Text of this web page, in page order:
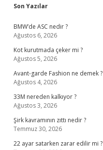
Sidebar
Son Yazılar
BMW’de ASC nedir ?
Ağustos 6, 2026
Kot kurutmada çeker mi ?
Ağustos 5, 2026
Avant-garde Fashion ne demek ?
Ağustos 4, 2026
33M nereden kalkıyor ?
Ağustos 3, 2026
Şirk kavramının zıttı nedir ?
Temmuz 30, 2026
22 ayar satarken zarar edilir mi ?